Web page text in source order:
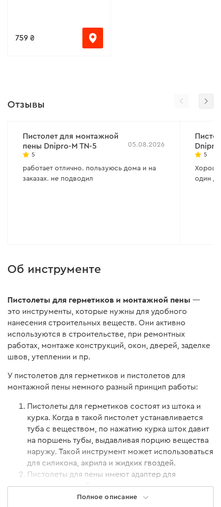
759 ₴
Отзывы
Пистолет для монтажной
пены Dnipro-M TN-5
5
05.08.2026
работает отлично. пользуюсь дома и на
заказах. не подводил
5
один
Об инструменте
Пистолеты для герметиков и монтажной пены —
это инструменты, которые нужны для удобного
нанесения строительных веществ. Они активно
используются в строительстве, при ремонтных
работах, монтаже конструкций, окон, дверей, заделке
швов, утеплении и пр.
У пистолетов для герметиков и пистолетов для
монтажной пены немного разный принцип работы:
Пистолеты для герметиков состоят из штока и
курка. Когда в такой пистолет устанавливается
туба с веществом, по нажатию курка шток давит
на поршень тубы, выдавливая порцию вещества
наружу. Такой инструмент может использоваться
для силикона, акрила и жидких гвоздей.
Пистолеты для пены имеют адаптер для
подключения к баллону, наконечник и курок.
Пока курок нажат, пена под давлением выходит
Полное описание